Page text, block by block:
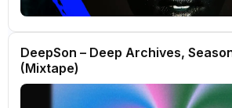
DeepSon – Deep Archives,
(Mixtape)